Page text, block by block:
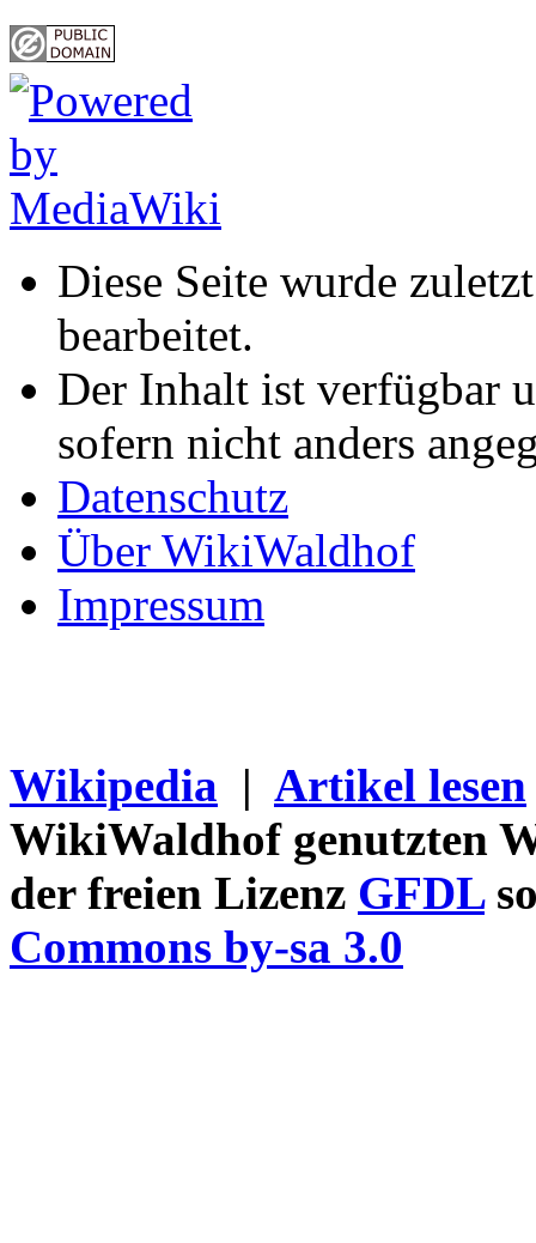
Diese Seite wurde
bearbeitet.
Der Inhalt ist verfügbar
sofern nicht anders
Datenschutz
Über WikiWaldhof
Impressum
Wikipedia | Artikel lesen
WikiWaldhof genutzten
der freien Lizenz GFDL
Commons by-sa 3.0